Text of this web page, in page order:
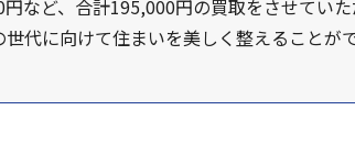
など、合計195,000円の買取をさせてい
代に向けて住まいを美しく整えることが